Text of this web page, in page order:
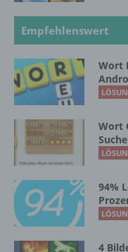
Empfehlenswert
Wort
Wort
94%
4
ohne
betroffenen
können,